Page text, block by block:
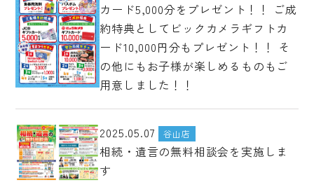
カード5,000分をプレゼント！！ ご成
約特典としてビックカメラギフトカ
ード10,000円分もプレゼント！！ そ
の他にもお子様が楽しめるものもご
用意しました！！
2025.05.07 谷山店
相続・遺言の無料相談会を実施しま
す